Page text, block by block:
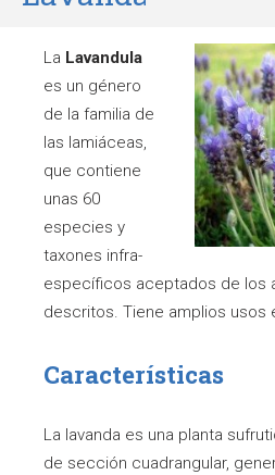
La Lavandula
es un género
de la familia de
las lamiáceas,
que contiene
unas 60
especies y
taxones infra-
específicos aceptados de los
descritos. Tiene amplios usos
Características
La lavanda es una planta
de sección cuadrangular,